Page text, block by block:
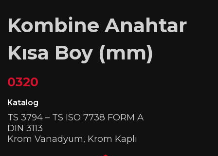
Kombine Anahtar
Kısa Boy (mm)
0320
Katalog
TS 3794 – TS ISO 7738 FORM A
DIN 3113
Krom Vanadyum, Krom Kaplı